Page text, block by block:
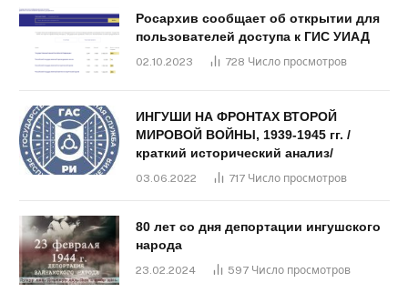
Росархив сообщает об открытии для
пользователей доступа к ГИС УИАД
02.10.2023 728 Число просмотров
ИНГУШИ НА ФРОНТАХ ВТОРОЙ
МИРОВОЙ ВОЙНЫ, 1939-1945 гг. /
краткий исторический анализ/
03.06.2022 717 Число просмотров
80 лет со дня депортации ингушского
народа
23.02.2024 597 Число просмотров